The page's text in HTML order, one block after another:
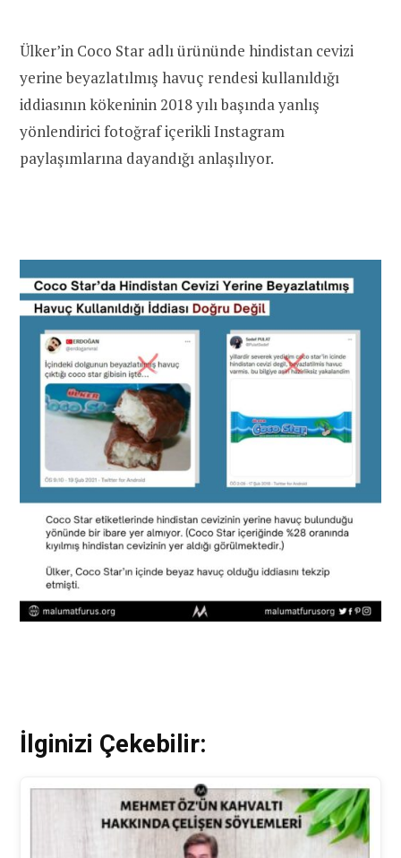
Ülker’in Coco Star adlı ürününde hindistan cevizi
yerine beyazlatılmış havuç rendesi kullanıldığı
iddiasının kökeninin 2018 yılı başında yanlış
yönlendirici fotoğraf içerikli Instagram
paylaşımlarına dayandığı anlaşılıyor.
İlginizi Çekebilir: